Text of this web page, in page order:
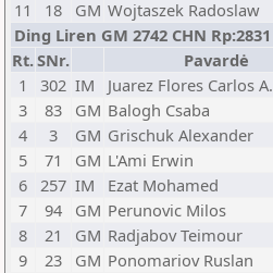
11
18 GM Wojtaszek Radoslaw
Ding Liren GM 2742 CHN Rp:2831
Rt.SNr. Pavardė
1
302 IM Juarez Flores Carlos A.
3
83 GM Balogh Csaba
4
3 GM Grischuk Alexander
5
71 GM L'Ami Erwin
6
257 IM Ezat Mohamed
7
94 GM Perunovic Milos
8
21 GM Radjabov Teimour
9
23 GM Ponomariov Ruslan